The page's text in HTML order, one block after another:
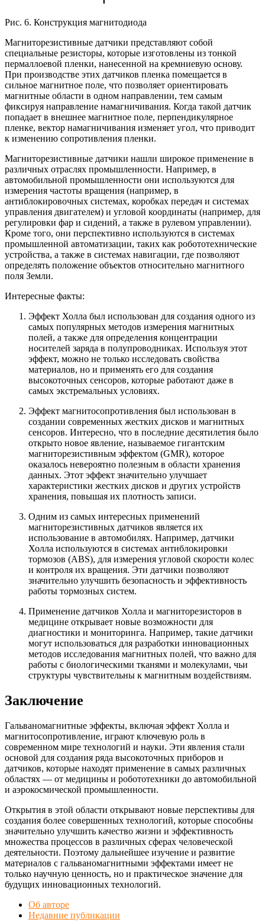
Рис. 6. Конструкция магнитодиода
Магниторезистивные датчики представляют собой
специальные резисторы, которые изготовлены из тонкой
пермаллоевой пленки, нанесенной на кремниевую основу.
При производстве этих датчиков пленка помещается в
сильное магнитное поле, что позволяет ориентировать
магнитные области в одном направлении, тем самым
фиксируя направление намагничивания. Когда такой датчик
попадает в внешнее магнитное поле, перпендикулярное
пленке, вектор намагничивания изменяет угол, что приводит
к изменению сопротивления пленки.
Магниторезистивные датчики нашли широкое применение в
различных отраслях промышленности. Например, в
автомобильной промышленности они используются для
измерения частоты вращения (например, в
антиблокировочных системах, коробках передач и системах
управления двигателем) и угловой координаты (например, для
регулировки фар и сидений, а также в рулевом управлении).
Кроме того, они перспективно используются в системах
промышленной автоматизации, таких как робототехнические
устройства, а также в системах навигации, где позволяют
определять положение объектов относительно магнитного
поля Земли.
Интересные факты:
Эффект Холла был использован для создания одного из
самых популярных методов измерения магнитных
полей, а также для определения концентрации
носителей заряда в полупроводниках. Используя этот
эффект, можно не только исследовать свойства
материалов, но и применять его для создания
высокоточных сенсоров, которые работают даже в
самых экстремальных условиях.
Эффект магнитосопротивления был использован в
создании современных жестких дисков и магнитных
сенсоров. Интересно, что в последние десятилетия было
открыто новое явление, называемое гигантским
магниторезистивным эффектом (GMR), которое
оказалось невероятно полезным в области хранения
данных. Этот эффект значительно улучшает
характеристики жестких дисков и других устройств
хранения, повышая их плотность записи.
Одним из самых интересных применений
магниторезистивных датчиков является их
использование в автомобилях. Например, датчики
Холла используются в системах антиблокировки
тормозов (ABS), для измерения угловой скорости колес
и контроля их вращения. Эти датчики позволяют
значительно улучшить безопасность и эффективность
работы тормозных систем.
Применение датчиков Холла и магниторезисторов в
медицине открывает новые возможности для
диагностики и мониторинга. Например, такие датчики
могут использоваться для разработки инновационных
методов исследования магнитных полей, что важно для
работы с биологическими тканями и молекулами, чьи
структуры чувствительны к магнитным воздействиям.
Заключение
Гальваномагнитные эффекты, включая эффект Холла и
магнитосопротивление, играют ключевую роль в
современном мире технологий и науки. Эти явления стали
основой для создания ряда высокоточных приборов и
датчиков, которые находят применение в самых различных
областях — от медицины и робототехники до автомобильной
и аэрокосмической промышленности.
Открытия в этой области открывают новые перспективы для
создания более совершенных технологий, которые способны
значительно улучшить качество жизни и эффективность
множества процессов в различных сферах человеческой
деятельности. Поэтому дальнейшее изучение и развитие
материалов с гальваномагнитными эффектами имеет не
только научную ценность, но и практическое значение для
будущих инновационных технологий.
Об авторе
Недавние публикации